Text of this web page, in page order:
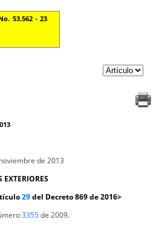
53.562 - 23
de 2013
EXTERIORES
29del Decreto 869 de 2016>
3355de 2009.